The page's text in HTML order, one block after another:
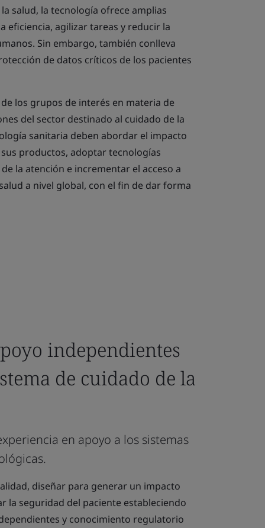
salud, la tecnología ofrece amplias
eficiencia, agilizar tareas y reducir la
Sin embargo, también conlleva
de datos críticos de los pacientes
los grupos de interés en materia de
del sector destinado al cuidado de la
sanitaria deben abordar el impacto
productos, adoptar tecnologías
la atención e incrementar el acceso a
a nivel global, con el fin de dar forma
independientes
de cuidado de la
en apoyo a los sistemas
diseñar para generar un impacto
la seguridad del paciente estableciendo
y conocimiento regulatorio